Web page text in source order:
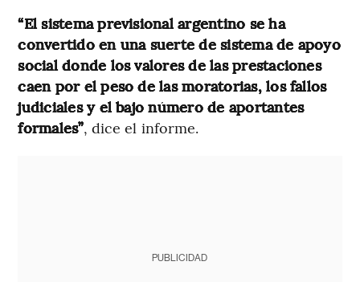
“El sistema previsional argentino se ha
convertido en una suerte de sistema de apoyo
social donde los valores de las prestaciones
caen por el peso de las moratorias, los fallos
judiciales y el bajo número de aportantes
formales”, dice el informe.
PUBLICIDAD